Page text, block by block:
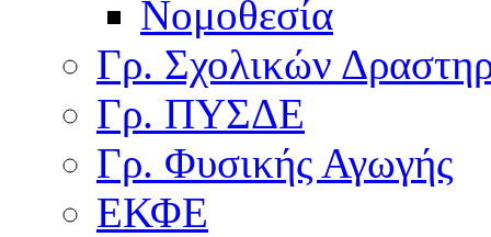
Νομοθεσία
Γρ. Σχολικών
Γρ. ΠΥΣΔΕ
Γρ. Φυσικής Αγωγής
ΕΚΦΕ